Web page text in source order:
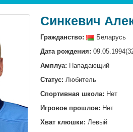
Синкевич
Гражданство:
Беларусь
Дата рождения:
Амплуа: Нападающий
Статус: Любитель
Спортивная школа: Нет
Игровое прошлое: Нет
Хват клюшки: Левый